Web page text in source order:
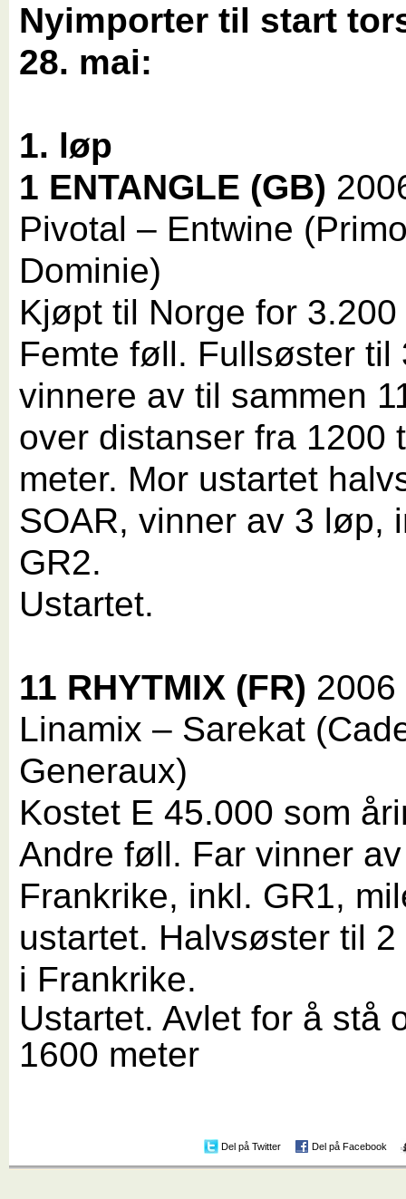
Nyimporter til start
28. mai:
1. løp
1 ENTANGLE (GB)
Pivotal – Entwine
Dominie)
Kjøpt til Norge for
Femte føll. Fullsøster til
vinnere av til sammen
over distanser fra 1200
meter. Mor ustartet
SOAR, vinner av 3 løp,
GR2.
Ustartet.
11 RHYTMIX (FR) 2006
Linamix – Sarekat
Generaux)
Kostet E 45.000 som
Andre føll. Far vinner
Frankrike, inkl. GR1,
ustartet. Halvsøster til
i Frankrike.
Ustartet. Avlet for å stå
1600 meter
Del på Twitter Del på Facebook